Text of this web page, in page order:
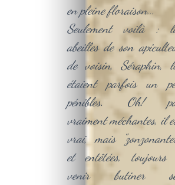
en pleine floraison...
Seulement voilà :
abeilles de son
de voisin, Séraphin,
étaient parfois un
pénibles. Oh!
vraiment méchantes, il
vrai, mais
et entêtées, toujours
venir butiner